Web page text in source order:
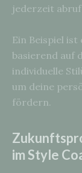
jederzeit
Ein Beispiel
basierend auf
individuelle
um deine
fördern.
im Style